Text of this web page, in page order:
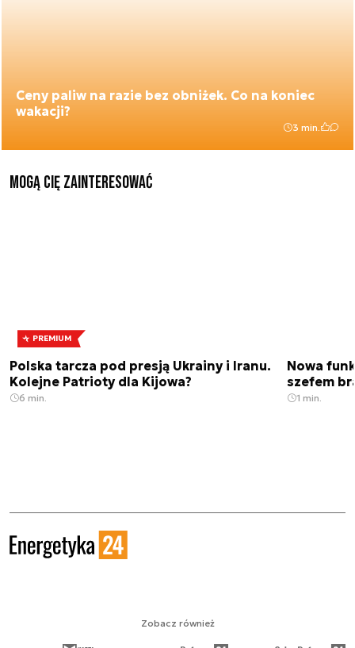
Ceny paliw na razie bez obniżek. Co na koniec
wakacji?
3 min.
Mogą Cię zainteresować
PREMIUM
Polska tarcza pod presją Ukrainy i Iranu.
Kolejne Patrioty dla Kijowa?
6 min.
Nowa
szefem
1 min.
Zobacz również